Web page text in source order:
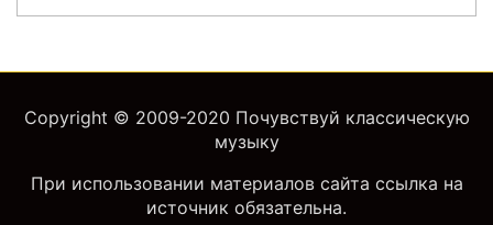
Copyright © 2009-2020 Почувствуй классическую
музыку
При использовании материалов сайта ссылка на
источник обязательна.